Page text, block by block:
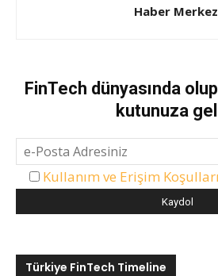
Haber
FinTech dünyasında
kutunuza
Kullanım ve Erişim
Türkiye FinTech Timeline